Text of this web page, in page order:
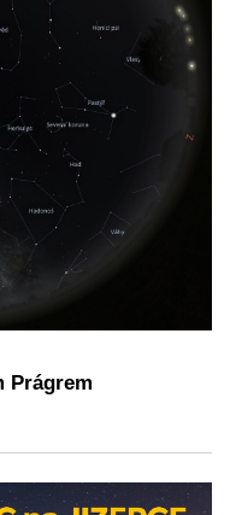
Prágrem